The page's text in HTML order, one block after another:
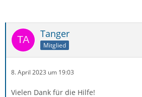
Tanger
Mitglied
8. April 2023 um 19:03
Vielen Dank für die Hilfe!